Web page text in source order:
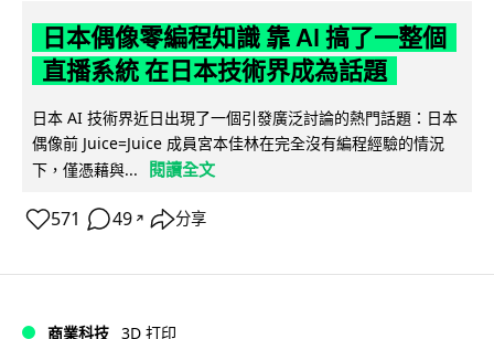
日本偶像零編程知識 靠 AI 搞了一整個
直播系統 在日本技術界成為話題
日本 AI 技術界近日出現了一個引發廣泛討論的熱門話題：日本
偶像前 Juice=Juice 成員宮本佳林在完全沒有編程經驗的情況
下，僅憑藉與...
閱讀全文
571 49 ↗ 分享
商業科技 3D 打印